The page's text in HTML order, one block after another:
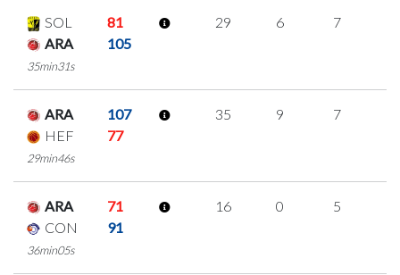
SOL
81
ARA
105
35min31s
29 6 7
ARA
107
HEF
77
29min46s
35 9 7
ARA
71
CON
91
36min05s
16 0 5